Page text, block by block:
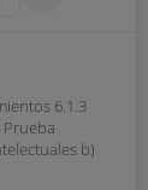
6.1.3
Prueba
b)